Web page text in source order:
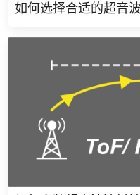
如何选择合适的超音